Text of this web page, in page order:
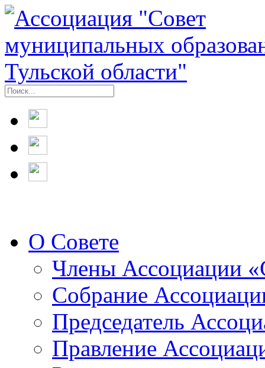
О Совете
Члены Ассоциации
Собрание
Председатель
Правление